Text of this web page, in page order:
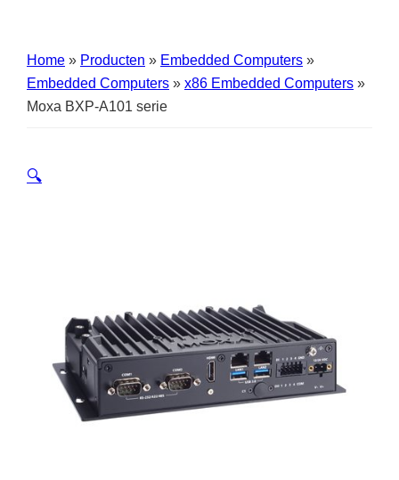
Home » Producten » Embedded Computers »
Embedded Computers » x86 Embedded Computers »
Moxa BXP-A101 serie
🔍